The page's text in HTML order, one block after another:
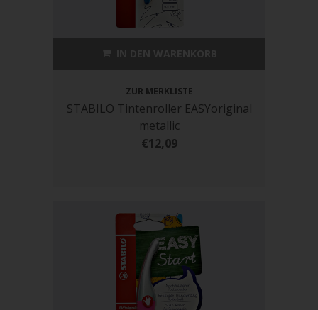
ZUR MERKLISTE
STABILO Tintenroller EASYoriginal
metallic
€12,09